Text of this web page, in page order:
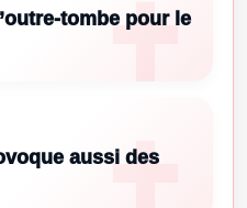
tombe pour le
aussi des